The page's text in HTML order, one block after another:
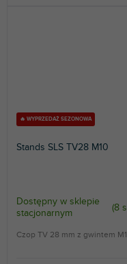
🔥 WYPRZEDAŻ SEZONOWA
Stands SLS TV28 M10
Dostępny w sklepie
stacjonarnym
(8
Czop TV 28 mm z gwintem